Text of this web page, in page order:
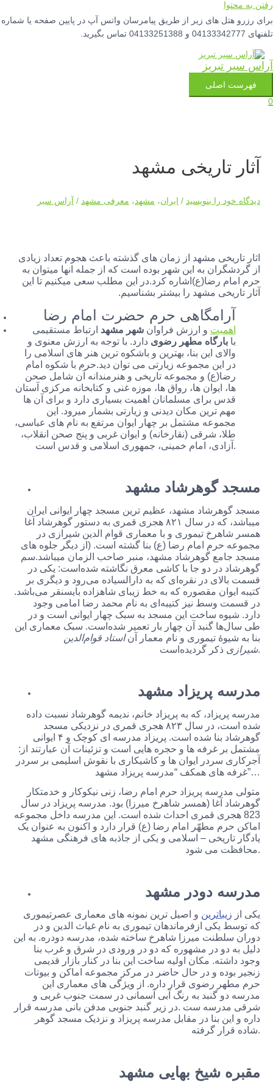
رفتن به محتوا
برای رزرو هتل های زیر از طریق پیامرسان واتس آپ در پایین صفحه یا شماره
تلفنهای 04133342777 و 04133251388 تماس بگیرید.
آراس سیر تبریز
فهرست اصلی
0
آثار تاریخی مشهد
دیدگاه‌ خود را بنویسید / ایران، مشهد ، معرفی مشهد / آراس سیر
اثار تاریخی مشهد از زمان های گذشته باعث هجوم تعداد زیادی
از گردشگران به این شهر بوده است که از جمله انها میتوان به
حرم امام رضا(ع)اشاره کرد.در این مطلب سعی میکنیم تا این
آثار تاریخی مشهد را بیشتر بشناسیم.
آرامگاهی حرم حضرت امام رضا
اهمیت و ارزش فراوانشهر مشهد ارتباط مستقیمی
بابارگاه مطهر رضوی دارد. با توجه به ارزش معنوی و
والای این بنا، بهترین و باشکوه ترین هنر های اسلامی را
در این مجموعه زیارتی می توان دید.حرم با شکوه امام
رضا(ع) و مجموعه تاریخی و هنرمندانه آن شامل صحن
ها، ایوان ها، رواق ها، موزه غنی و کتابخانه مرکزی آستان
قدس برای مسلمانان اهمیت بسیاری دارد و برای آن ها
مهم ترین مکان دیدنی و زیارتی بشمار میرود. این
مجموعه مشتمل بر چهار ایوان مرتفع به نام های عباسی،
طلا، شرقی (نقارخانه) و ایوان غربی و پنج صحن انقلاب،
آزادی، امام خمینی، جمهوری اسلامی و قدس است.
مسجد گوهرشاد مشهد
مسجد گوهرشاد مشهد، عظیم ترین مسجد چهار ایوانی ایران
میباشد، که در سال ۸۲۱ هجری قمری به دستور گوهرشاد آغا
همسر شاهرخ تیموری و با معماری قوام الدین شیرازی در
مجموعه حرم امام رضا (ع) بنا گشته است. (از دیگر جلوه های
مسجد جامع گوهرشاد مشهد، منبر صاحب الزمان میباشد.سم
گوهرشاد در دو جا با کاشی معرق نگاشته شده‌است: یکی در
قسمت بالای در نقره‌ای که به دارالسیاده می‌رود و دیگری بر
کتیبه ایوان مقصوره که به خط زیبای شاهزاده بایسنقر می‌باشد.
در قسمت وسط نیز کتیبه‌ای به نام محمد رضا امامی وجود
دارد. شیوه ساخت این مسجد به سبک چهار ایوانی است و در
طی سال‌ها گنبد آن چهار بار تعمیر شده‌است. سبک معماری این
بنا به شیوهٔ تیموری و نام معمار آناستاد قوام‌الدین
شیرازیذکر گردیده‌است.
مدرسه پریزاد مشهد
مدرسه پریزاد، که به پریزاد خانم، ندیمه گوهرشاد نسبت داده
شده است، در سال ۸۲۳ هجری قمری در نزدیکی مسجد
گوهرشاد بنا شده است. پریزاد مدرسه ای کوچک و ۴ ایوانی
مشتمل بر غرفه ها و حجره هایی است و تزئینات آن عبارتند از:
آجرکاری سردر ایوان ها و کاشیکاری با نقوش اسلیمی بر سردر
غرفه های همکف “مدرسه پریزاد مشهد”…
متولی مدرسه پریزاد حرم امام رضا، زنی نیکوکار و خدمتکار
گوهرشاد آغا (همسر شاهرخ میرزا) بود. مدرسه پریزاد در سال
823 هجری قمری احداث شده است. این مدرسه داخل مجموعه
اماکن حرم مطهّر امام رضا (ع) قرار دارد و اکنون به عنوان یک
یادگار تاریخی – اسلامی و یکی از جاذبه های فرهنگی مشهد
محافظت می شود.
مدرسه دودر مشهد
یکی از زیباترین و اصیل ترین نمونه های معماری عصرتیموری
که توسط یکی ازفرماندهان تیموری به نام غیاث الدین و در
دوران سلطنت میرزا شاهرخ ساخته شده، مدرسه دودره. به این
دلیل به دو در مشهوره که دو در ورودی در شرق و غرب بنا
وجود داشته. مکان اولیه ساخت این بنا در کنار بازار قدیمی
زنجیر بوده و در حال حاضر در مرکز مجموعه اماکن و بیوتات
حرم مطهر رضوی قرار داره. از ویژگی های معماری این
مدرسه دو گنبد به رنگ آبی آسمانی در سمت جنوب غربی و
شرقی مدرسه ست .در زیر گنبد جنوبی مدفن بانی مدرسه قرار
داره و این بنا در مقابل مدرسه پریزاد و نزدیک مسجد گوهر
شاده قرار گرفته.
مقبره شیخ بهایی مشهد